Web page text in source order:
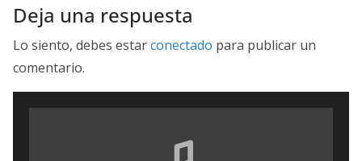
Deja una respuesta
Lo siento, debes estarconectado para publicar un
comentario.